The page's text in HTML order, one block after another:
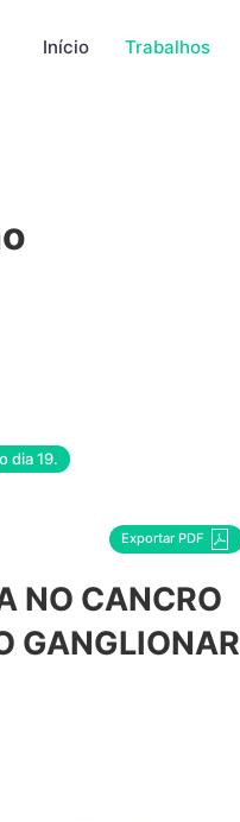
Início Trabalhos
dia 19.
Exportar PDF
NO CANCRO
GANGLIONAR